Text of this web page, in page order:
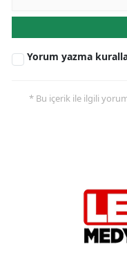
Yorum yazma
* Bu içerik ile ilgili